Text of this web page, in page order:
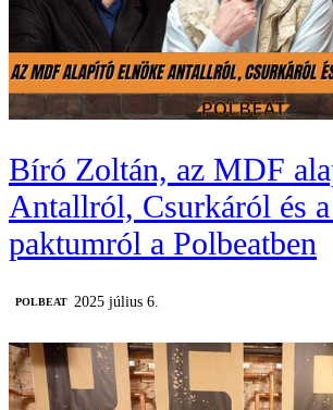
Bíró Zoltán, az MDF
Antallról, Csurkáról és
paktumról a Polbeatben
‎POLBEAT 2025 július 6.